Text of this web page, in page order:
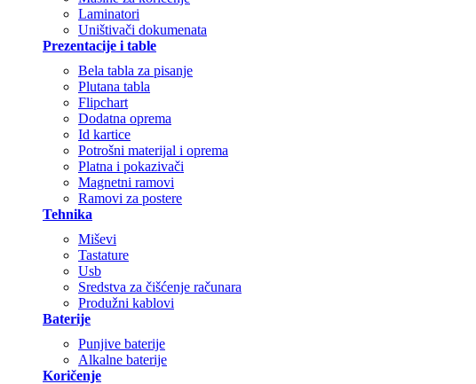
Laminatori
Uništivači dokumenata
Prezentacije i table
Bela tabla za pisanje
Plutana tabla
Flipchart
Dodatna oprema
Id kartice
Potrošni materijal i oprema
Platna i pokazivači
Magnetni ramovi
Ramovi za postere
Tehnika
Miševi
Tastature
Usb
Sredstva za čišćenje računara
Produžni kablovi
Baterije
Punjive baterije
Alkalne baterije
Koričenje